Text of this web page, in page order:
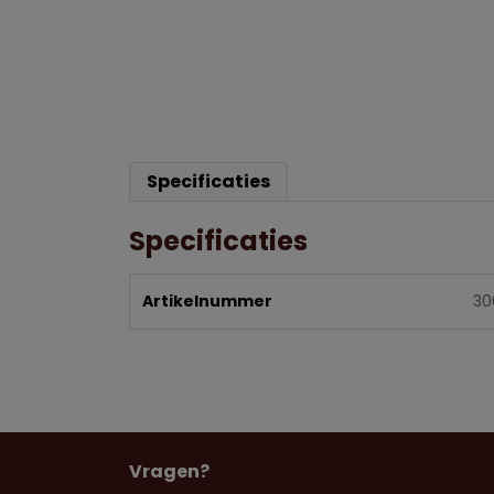
Specificaties
Specificaties
Artikelnummer
Vragen?